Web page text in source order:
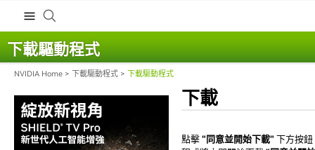
下載驅動程式
NVIDIA Home > 下載驅動程式 > 下載驅動程式
下載
點擊"同意並開始下載" 下方按